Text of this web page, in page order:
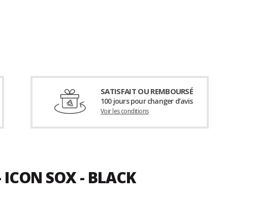
SATISFAIT OU REMBOURSÉ
100 jours pour changer d’avis
Voir les conditions
SOX - BLACK